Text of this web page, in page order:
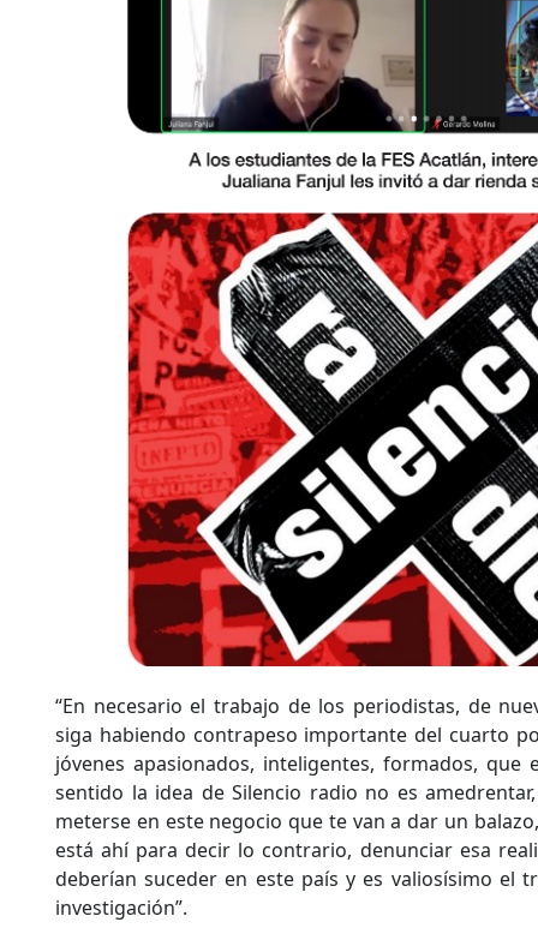
“En necesario el trabajo de los periodistas, de
siga habiendo contrapeso importante del cuarto
jóvenes apasionados, inteligentes, formados, que
sentido la idea de Silencio radio no es
meterse en este negocio que te van a dar un
está ahí para decir lo contrario, denunciar esa
deberían suceder en este país y es valiosísimo el
investigación”.